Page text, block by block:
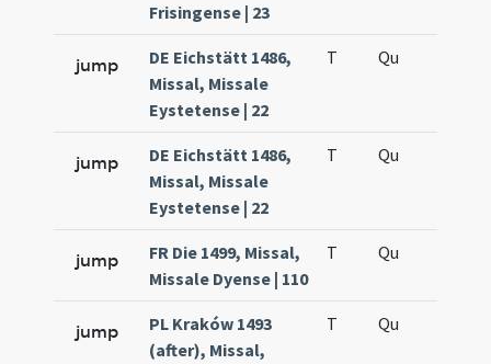
Frisingense | 23
jump
DE Eichstätt 1486,
Missal, Missale
Eystetense | 22
T Qu
jump
DE Eichstätt 1486,
Missal, Missale
Eystetense | 22
T Qu
jump
FR Die 1499, Missal,
Missale Dyense | 110
T Qu
jump
PL Kraków 1493
(after), Missal,
T Qu